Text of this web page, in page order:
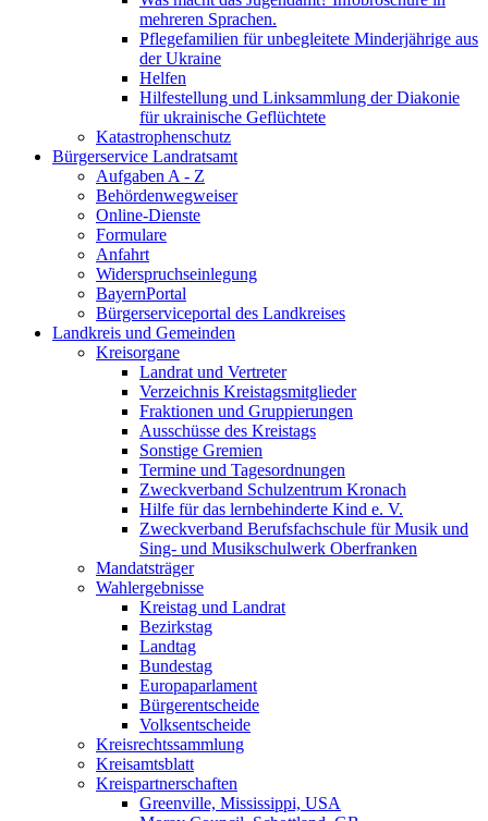
mehreren Sprachen.
Pflegefamilien für unbegleitete Minderjährige aus
der Ukraine
Helfen
Hilfestellung und Linksammlung der Diakonie
für ukrainische Geflüchtete
Katastrophenschutz
Bürgerservice Landratsamt
Aufgaben A - Z
Behördenwegweiser
Online-Dienste
Formulare
Anfahrt
Widerspruchseinlegung
BayernPortal
Bürgerserviceportal des Landkreises
Landkreis und Gemeinden
Kreisorgane
Landrat und Vertreter
Verzeichnis Kreistagsmitglieder
Fraktionen und Gruppierungen
Ausschüsse des Kreistags
Sonstige Gremien
Termine und Tagesordnungen
Zweckverband Schulzentrum Kronach
Hilfe für das lernbehinderte Kind e. V.
Zweckverband Berufsfachschule für Musik und
Sing- und Musikschulwerk Oberfranken
Mandatsträger
Wahlergebnisse
Kreistag und Landrat
Bezirkstag
Landtag
Bundestag
Europaparlament
Bürgerentscheide
Volksentscheide
Kreisrechtssammlung
Kreisamtsblatt
Kreispartnerschaften
Greenville, Mississippi, USA